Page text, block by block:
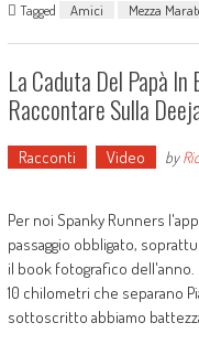
Tagged Amici Mezza
La Caduta Del Papà
Raccontare Sulla
Racconti Video by
Per noi Spanky Runners
passaggio obbligato,
il book fotografico dell'anno.
10 chilometri che separano
sottoscritto abbiamo